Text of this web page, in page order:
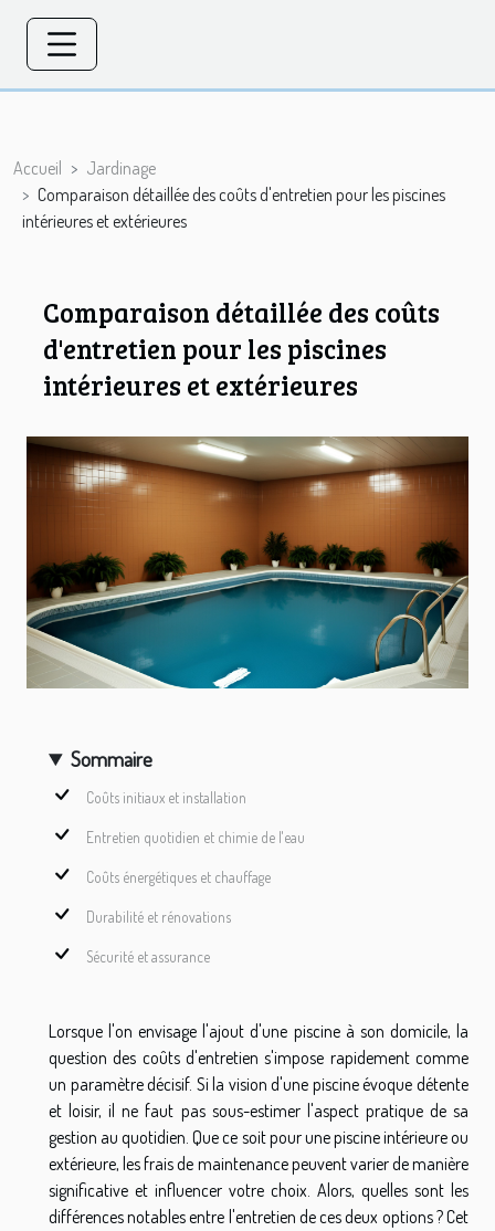
Accueil
Jardinage
Comparaison détaillée des coûts d'entretien pour les piscines
intérieures et extérieures
Comparaison détaillée des coûts
d'entretien pour les piscines
intérieures et extérieures
Sommaire
Coûts initiaux et installation
Entretien quotidien et chimie de l'eau
Coûts énergétiques et chauffage
Durabilité et rénovations
Sécurité et assurance
Lorsque l'on envisage l'ajout d'une piscine à son domicile, la
question des coûts d'entretien s'impose rapidement comme
un paramètre décisif. Si la vision d'une piscine évoque détente
et loisir, il ne faut pas sous-estimer l'aspect pratique de sa
gestion au quotidien. Que ce soit pour une piscine intérieure ou
extérieure, les frais de maintenance peuvent varier de manière
significative et influencer votre choix. Alors, quelles sont les
différences notables entre l'entretien de ces deux options ? Cet